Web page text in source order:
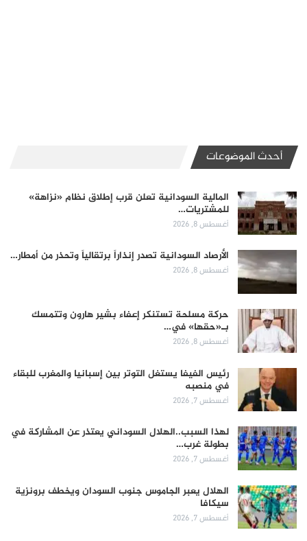
أحدث الموضوعات
المالية السودانية تعلن قرب إطلاق نظام «نزاهة»
للمشتريات…
أغسطس 8, 2026
الأرصاد السودانية تصدر إنذاراً برتقالياً وتحذر من أمطار…
أغسطس 8, 2026
حركة مسلحة تستنكر إعفاء بشير هارون وتتمسك
بـ«حقها» في…
أغسطس 8, 2026
رئيس الفيفا يستغل التوتر بين إسبانيا والمغرب للبقاء
في منصبه
أغسطس 7, 2026
لهذا السبب..الهلال السوداني يعتذر عن المشاركة في
بطولة غرب…
أغسطس 7, 2026
الهلال يعبر الجاموس جنوب السودان ويخطف برونزية
سيكافا
أغسطس 7, 2026